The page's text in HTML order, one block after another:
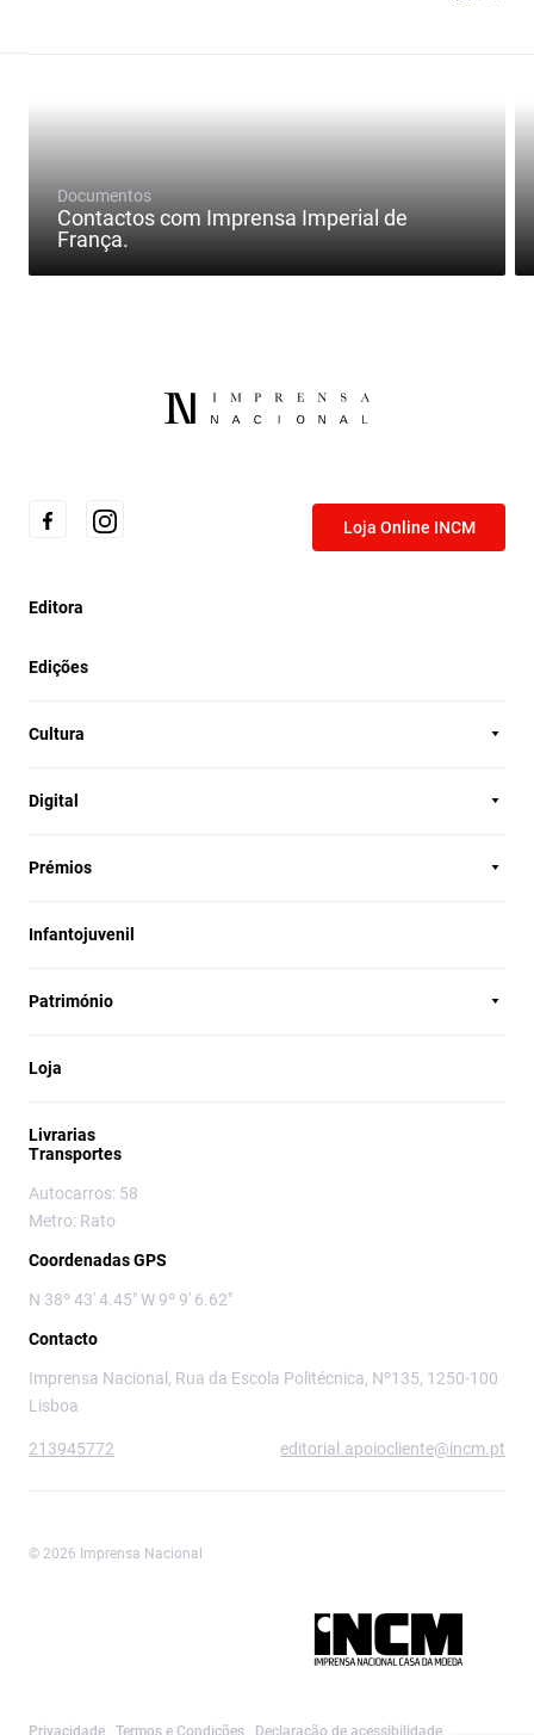
Documentos
Contactos com Imprensa Imperial de
França.
Loja Online INCM
Editora
Edições
Cultura
Digital
Prémios
Infantojuvenil
Património
Loja
Livrarias
Transportes
Autocarros: 58
Metro: Rato
Coordenadas GPS
N 38º 43' 4.45" W 9º 9' 6.62"
Contacto
Imprensa Nacional, Rua da Escola Politécnica, Nº135, 1250-100
Lisboa
213945772 editorial.apoiocliente@incm.pt
© 2026 Imprensa Nacional